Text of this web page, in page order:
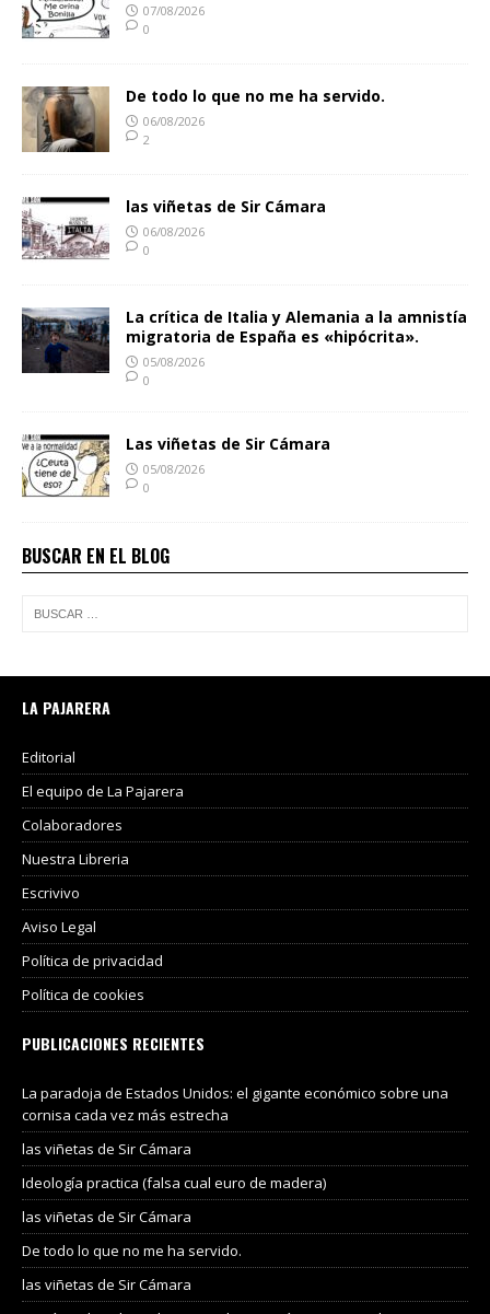
07/08/2026
0
De todo lo que no me ha servido.
06/08/2026
2
las viñetas de Sir Cámara
06/08/2026
0
La crítica de Italia y Alemania a la amnistía
migratoria de España es «hipócrita».
05/08/2026
0
Las viñetas de Sir Cámara
05/08/2026
0
BUSCAR EN EL BLOG
LA PAJARERA
Editorial
El equipo de La Pajarera
Colaboradores
Nuestra Libreria
Escrivivo
Aviso Legal
Política de privacidad
Política de cookies
PUBLICACIONES RECIENTES
La paradoja de Estados Unidos: el gigante económico sobre una
cornisa cada vez más estrecha
las viñetas de Sir Cámara
Ideología practica (falsa cual euro de madera)
las viñetas de Sir Cámara
De todo lo que no me ha servido.
las viñetas de Sir Cámara